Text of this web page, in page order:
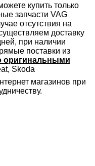
купить только
запчасти VAG
отсутствия на
доставку
при наличии
поставки из
оригинальными
Skoda
магазинов при